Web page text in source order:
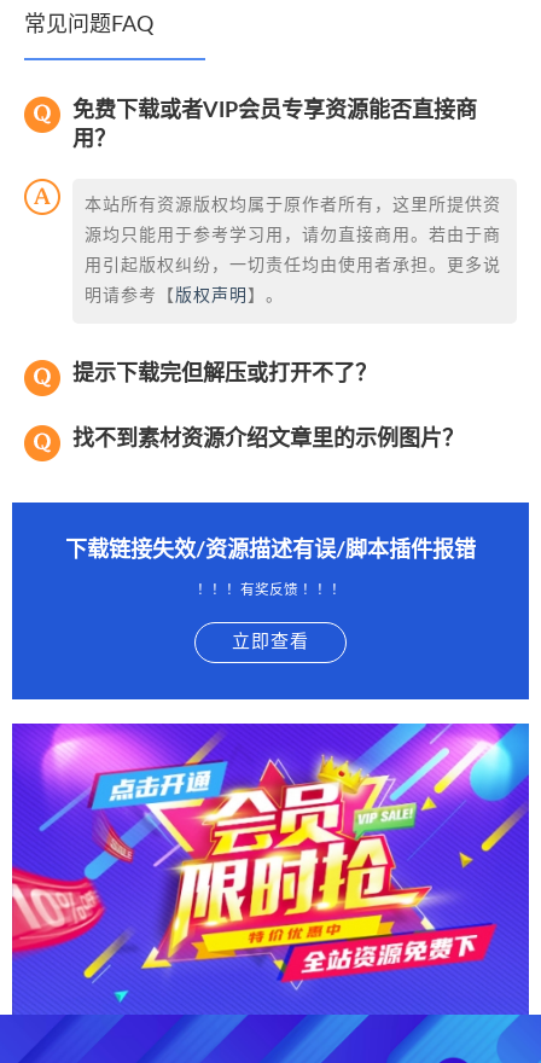
常见问题FAQ
免费下载或者VIP会员专享资源能否直接商
用？
本站所有资源版权均属于原作者所有，这里所提供资
源均只能用于参考学习用，请勿直接商用。若由于商
用引起版权纠纷，一切责任均由使用者承担。更多说
明请参考【 版权声明 】。
提示下载完但解压或打开不了？
找不到素材资源介绍文章里的示例图片？
下载链接失效/资源描述有误/脚本插件报错
！！！有奖反馈 ！！！
立即查看